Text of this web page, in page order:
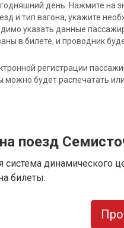
день. Нажмите на
и тип вагона, укажите
указать данные
в билете, и проводник
регистрации
будет распечатать
поезд
система
билеты.